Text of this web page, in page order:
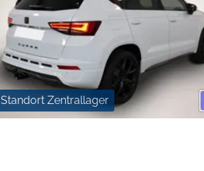
Standort Zentrallager